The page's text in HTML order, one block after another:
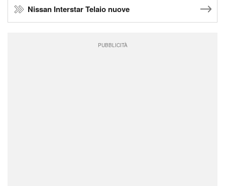
Nissan Interstar Telaio nuove
PUBBLICITÀ